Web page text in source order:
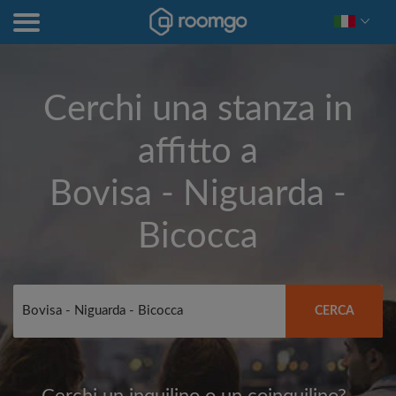
Cerchi una stanza in
affitto a
Bovisa - Niguarda -
Bicocca
CERCA